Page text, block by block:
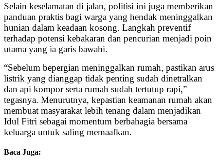
Selain keselamatan di jalan, politisi ini juga memberikan
panduan praktis bagi warga yang hendak meninggalkan
hunian dalam keadaan kosong. Langkah preventif
terhadap potensi kebakaran dan pencurian menjadi poin
utama yang ia garis bawahi.
“Sebelum bepergian meninggalkan rumah, pastikan arus
listrik yang dianggap tidak penting sudah dinetralkan
dan api kompor serta rumah sudah tertutup rapi,”
tegasnya. Menurutnya, kepastian keamanan rumah akan
membuat masyarakat lebih tenang dalam menjadikan
Idul Fitri sebagai momentum berbahagia bersama
keluarga untuk saling memaafkan.
Baca Juga: